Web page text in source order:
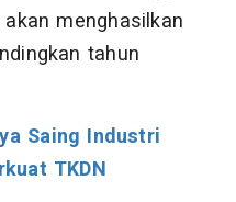
menghasilkan
tahun
Saing Industri
TKDN